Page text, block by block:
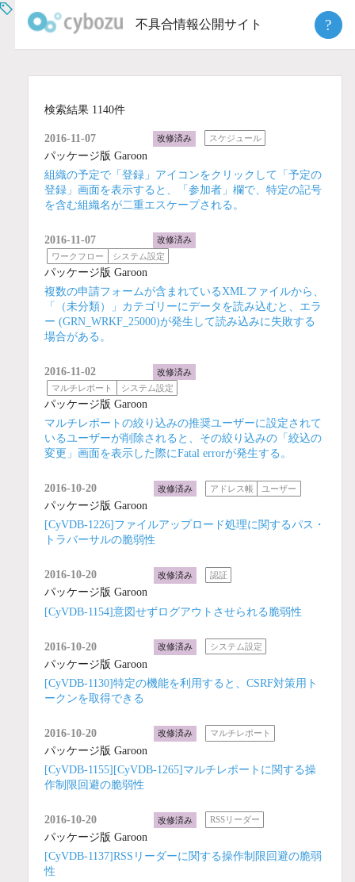
不具合情報公開サイト ?
検索結果 1140件
2016-11-07 改修済み スケジュール
パッケージ版 Garoon
組織の予定で「登録」アイコンをクリックして「予定の
登録」画面を表示すると、「参加者」欄で、特定の記号
を含む組織名が二重エスケープされる。
2016-11-07
改修済み
ワークフロー
システム設定
パッケージ版 Garoon
複数の申請フォームが含まれているXMLファイルから、
「（未分類）」カテゴリーにデータを読み込むと、エラ
ー (GRN_WRKF_25000)が発生して読み込みに失敗する
場合がある。
2016-11-02
改修済み
マルチレポート
システム設定
パッケージ版 Garoon
マルチレポートの絞り込みの推奨ユーザーに設定されて
いるユーザーが削除されると、その絞り込みの「絞込の
変更」画面を表示した際にFatal errorが発生する。
2016-10-20 改修済み アドレス帳 ユーザー
パッケージ版 Garoon
[CyVDB-1226]ファイルアップロード処理に関するパス・
トラバーサルの脆弱性
2016-10-20 改修済み 認証
パッケージ版 Garoon
[CyVDB-1154]意図せずログアウトさせられる脆弱性
2016-10-20 改修済み システム設定
パッケージ版 Garoon
[CyVDB-1130]特定の機能を利用すると、CSRF対策用ト
ークンを取得できる
2016-10-20 改修済み マルチレポート
パッケージ版 Garoon
[CyVDB-1155][CyVDB-1265]マルチレポートに関する操
作制限回避の脆弱性
2016-10-20 改修済み RSSリーダー
パッケージ版 Garoon
[CyVDB-1137]RSSリーダーに関する操作制限回避の脆弱
性